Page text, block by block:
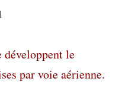
développent le
par voie aérienne.